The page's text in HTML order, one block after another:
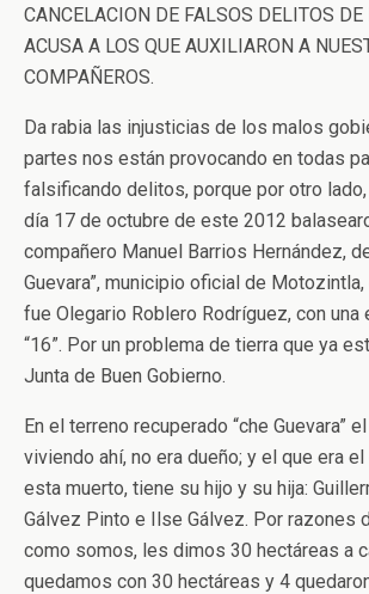
CANCELACION DE FALSOS DELITOS DE
ACUSA A LOS QUE AUXILIARON A
COMPAÑEROS.
Da rabia las injusticias de los malos
partes nos están provocando en todas
falsificando delitos, porque por otro
día 17 de octubre de este 2012
compañero Manuel Barrios Hernández,
Guevara”, municipio oficial de
fue Olegario Roblero Rodríguez, con una
“16”. Por un problema de tierra que ya
Junta de Buen Gobierno.
En el terreno recuperado “che Guevara”
viviendo ahí, no era dueño; y el que era
esta muerto, tiene su hijo y su hija:
Gálvez Pinto e Ilse Gálvez. Por razones
como somos, les dimos 30 hectáreas a
quedamos con 30 hectáreas y 4